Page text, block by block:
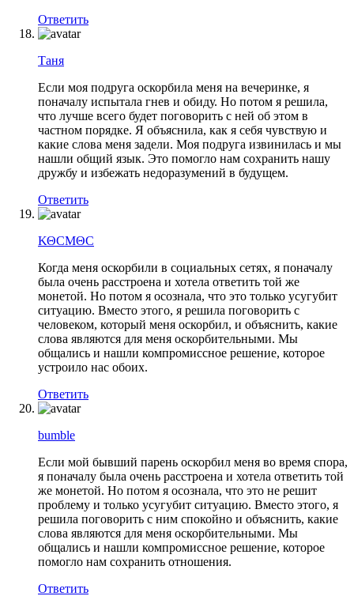
Ответить
Таня
Если моя подруга оскорбила меня на вечеринке, я
поначалу испытала гнев и обиду. Но потом я решила,
что лучше всего будет поговорить с ней об этом в
частном порядке. Я объяснила, как я себя чувствую и
какие слова меня задели. Моя подруга извинилась и мы
нашли общий язык. Это помогло нам сохранить нашу
дружбу и избежать недоразумений в будущем.
Ответить
ΚΘСМΘС
Когда меня оскорбили в социальных сетях, я поначалу
была очень расстроена и хотела ответить той же
монетой. Но потом я осознала, что это только усугубит
ситуацию. Вместо этого, я решила поговорить с
человеком, который меня оскорбил, и объяснить, какие
слова являются для меня оскорбительными. Мы
общались и нашли компромиссное решение, которое
устроило нас обоих.
Ответить
bumble
Если мой бывший парень оскорбил меня во время спора,
я поначалу была очень расстроена и хотела ответить той
же монетой. Но потом я осознала, что это не решит
проблему и только усугубит ситуацию. Вместо этого, я
решила поговорить с ним спокойно и объяснить, какие
слова являются для меня оскорбительными. Мы
общались и нашли компромиссное решение, которое
помогло нам сохранить отношения.
Ответить